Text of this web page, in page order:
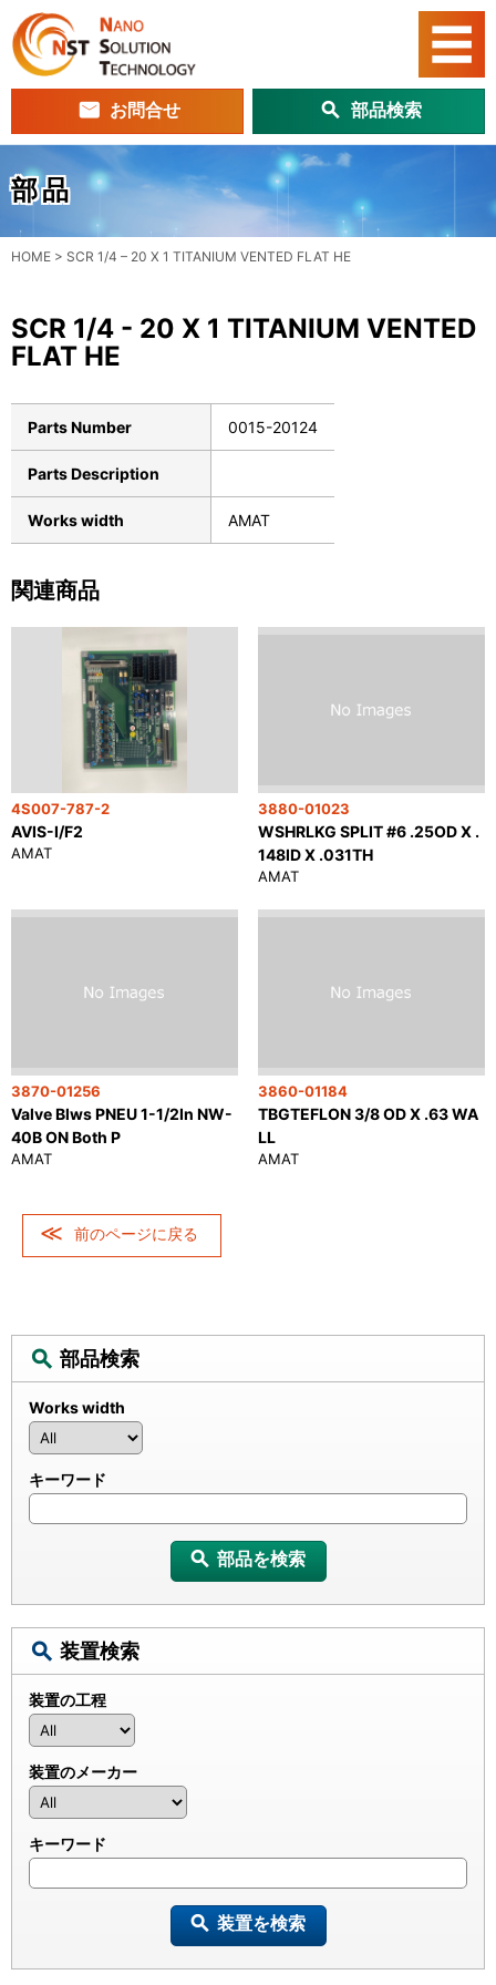
お問合せ 部品検索
部品
HOME > SCR 1/4 – 20 X 1 TITANIUM VENTED FLAT HE
SCR 1/4 - 20 X 1 TITANIUM VENTED
FLAT HE
Parts Number 0015-20124
Parts Description
Works width AMAT
関連商品
AVIS-I/F2
4S007-787-2
AMAT
WSHRLKG SPLIT #6 .25OD X .
148ID X .031TH
3880-01023
AMAT
Valve Blws PNEU 1-1/2In NW-
40B ON Both P
3870-01256
AMAT
TBGTEFLON 3/8 OD X .63 WA
LL
3860-01184
AMAT
前のページに戻る
部品検索
Works width
キーワード
部品を検索
装置検索
装置の工程
装置のメーカー
キーワード
装置を検索